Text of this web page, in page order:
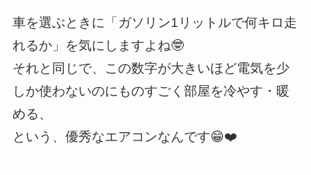
車を選ぶときに「ガソリン1リットルで何キロ走
れるか」を気にしますよね🤓
それと同じで、この数字が大きいほど電気を少
しか使わないのにものすごく部屋を冷やす・暖
める、
という、優秀なエアコンなんです😁❤️